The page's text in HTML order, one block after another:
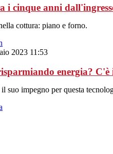
i cinque anni
cottura: piano e forno.
2023 11:53
energia? C'è
suo impegno per questa